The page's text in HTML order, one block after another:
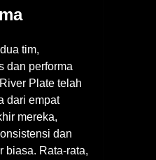
tim,
dan performa
Plate telah
dari empat
mereka,
dan
biasa. Rata-rata,